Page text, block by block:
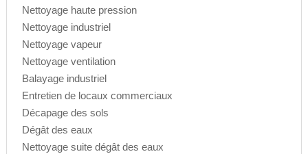
Nettoyage haute pression
Nettoyage industriel
Nettoyage vapeur
Nettoyage ventilation
Balayage industriel
Entretien de locaux commerciaux
Décapage des sols
Dégât des eaux
Nettoyage suite dégât des eaux